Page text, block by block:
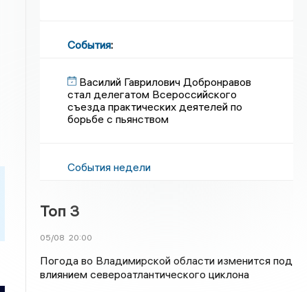
События:
Василий Гаврилович Добронравов
стал делегатом Всероссийского
съезда практических деятелей по
борьбе с пьянством
События недели
Топ 3
05/08 20:00
Погода во Владимирской области изменится под
влиянием североатлантического циклона